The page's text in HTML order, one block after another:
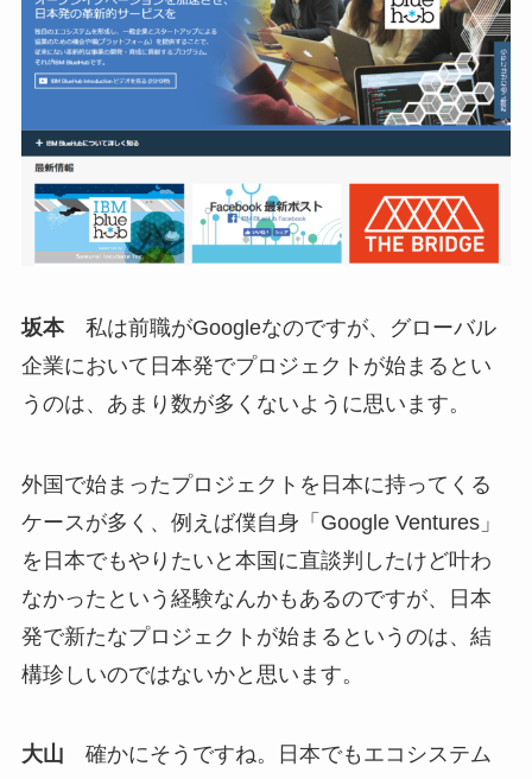
坂本私は前職がGoogleなのですが、グローバル
企業において日本発でプロジェクトが始まるとい
うのは、あまり数が多くないように思います。
外国で始まったプロジェクトを日本に持ってくる
ケースが多く、例えば僕自身「Google Ventures」
を日本でもやりたいと本国に直談判したけど叶わ
なかったという経験なんかもあるのですが、日本
発で新たなプロジェクトが始まるというのは、結
構珍しいのではないかと思います。
大山 確かにそうですね。日本でもエコシステム